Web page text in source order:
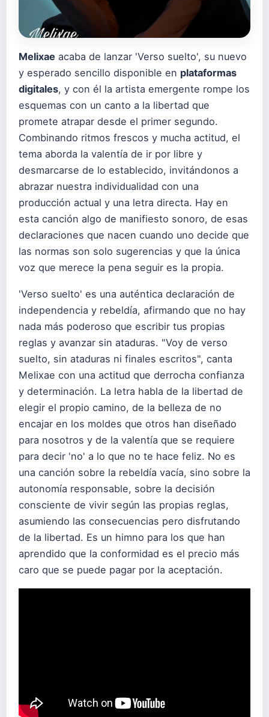
Melixae acaba de lanzar 'Verso suelto', su nuevo
y esperado sencillo disponible en plataformas
digitales, y con él la artista emergente rompe los
esquemas con un canto a la libertad que
promete atrapar desde el primer segundo.
Combinando ritmos frescos y mucha actitud, el
tema aborda la valentía de ir por libre y
desmarcarse de lo establecido, invitándonos a
abrazar nuestra individualidad con una
producción actual y una letra directa. Hay en
esta canción algo de manifiesto sonoro, de esas
declaraciones que nacen cuando uno decide que
las normas son solo sugerencias y que la única
voz que merece la pena seguir es la propia.
'Verso suelto' es una auténtica declaración de
independencia y rebeldía, afirmando que no hay
nada más poderoso que escribir tus propias
reglas y avanzar sin ataduras. "Voy de verso
suelto, sin ataduras ni finales escritos", canta
Melixae con una actitud que derrocha confianza
y determinación. La letra habla de la libertad de
elegir el propio camino, de la belleza de no
encajar en los moldes que otros han diseñado
para nosotros y de la valentía que se requiere
para decir 'no' a lo que no te hace feliz. No es
una canción sobre la rebeldía vacía, sino sobre la
autonomía responsable, sobre la decisión
consciente de vivir según las propias reglas,
asumiendo las consecuencias pero disfrutando
de la libertad. Es un himno para los que han
aprendido que la conformidad es el precio más
caro que se puede pagar por la aceptación.